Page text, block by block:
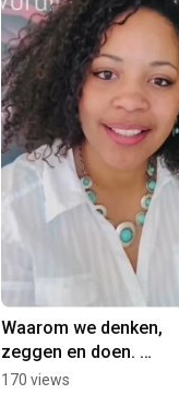
Waarom we denken,
zeggen en doen.
#bewust #mindfulness
170 views